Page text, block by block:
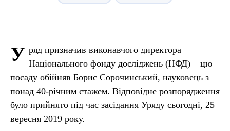
У ряд призначив виконавчого директора
Національного фонду досліджень (НФД) – цю
посаду обійняв Борис Сорочинський, науковець з
понад 40-річним стажем. Відповідне розпорядження
було прийнято під час засідання Уряду сьогодні, 25
вересня 2019 року.